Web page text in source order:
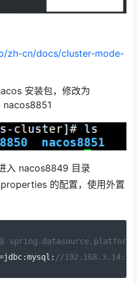
zh-cn/docs/cluster-mode-
安装包，修改为
入 nacos8849 目录
的配置，使用外置
源
jdbc:mysql : //